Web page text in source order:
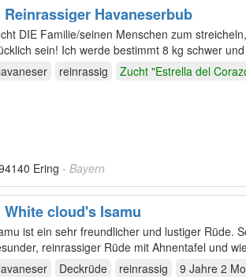
Reinrassiger Havaneserbub
DIE Familie/seinen Menschen zum
sein! Ich werde bestimmt 8 kg schwer
reinrassig Zucht "Estrella del
Ering - Bayern
White cloud's Isamu
ist ein sehr freundlicher und lustiger Rüde.
gesunder, reinrassiger Rüde mit
Deckrüde reinrassig 9 Jahre 2